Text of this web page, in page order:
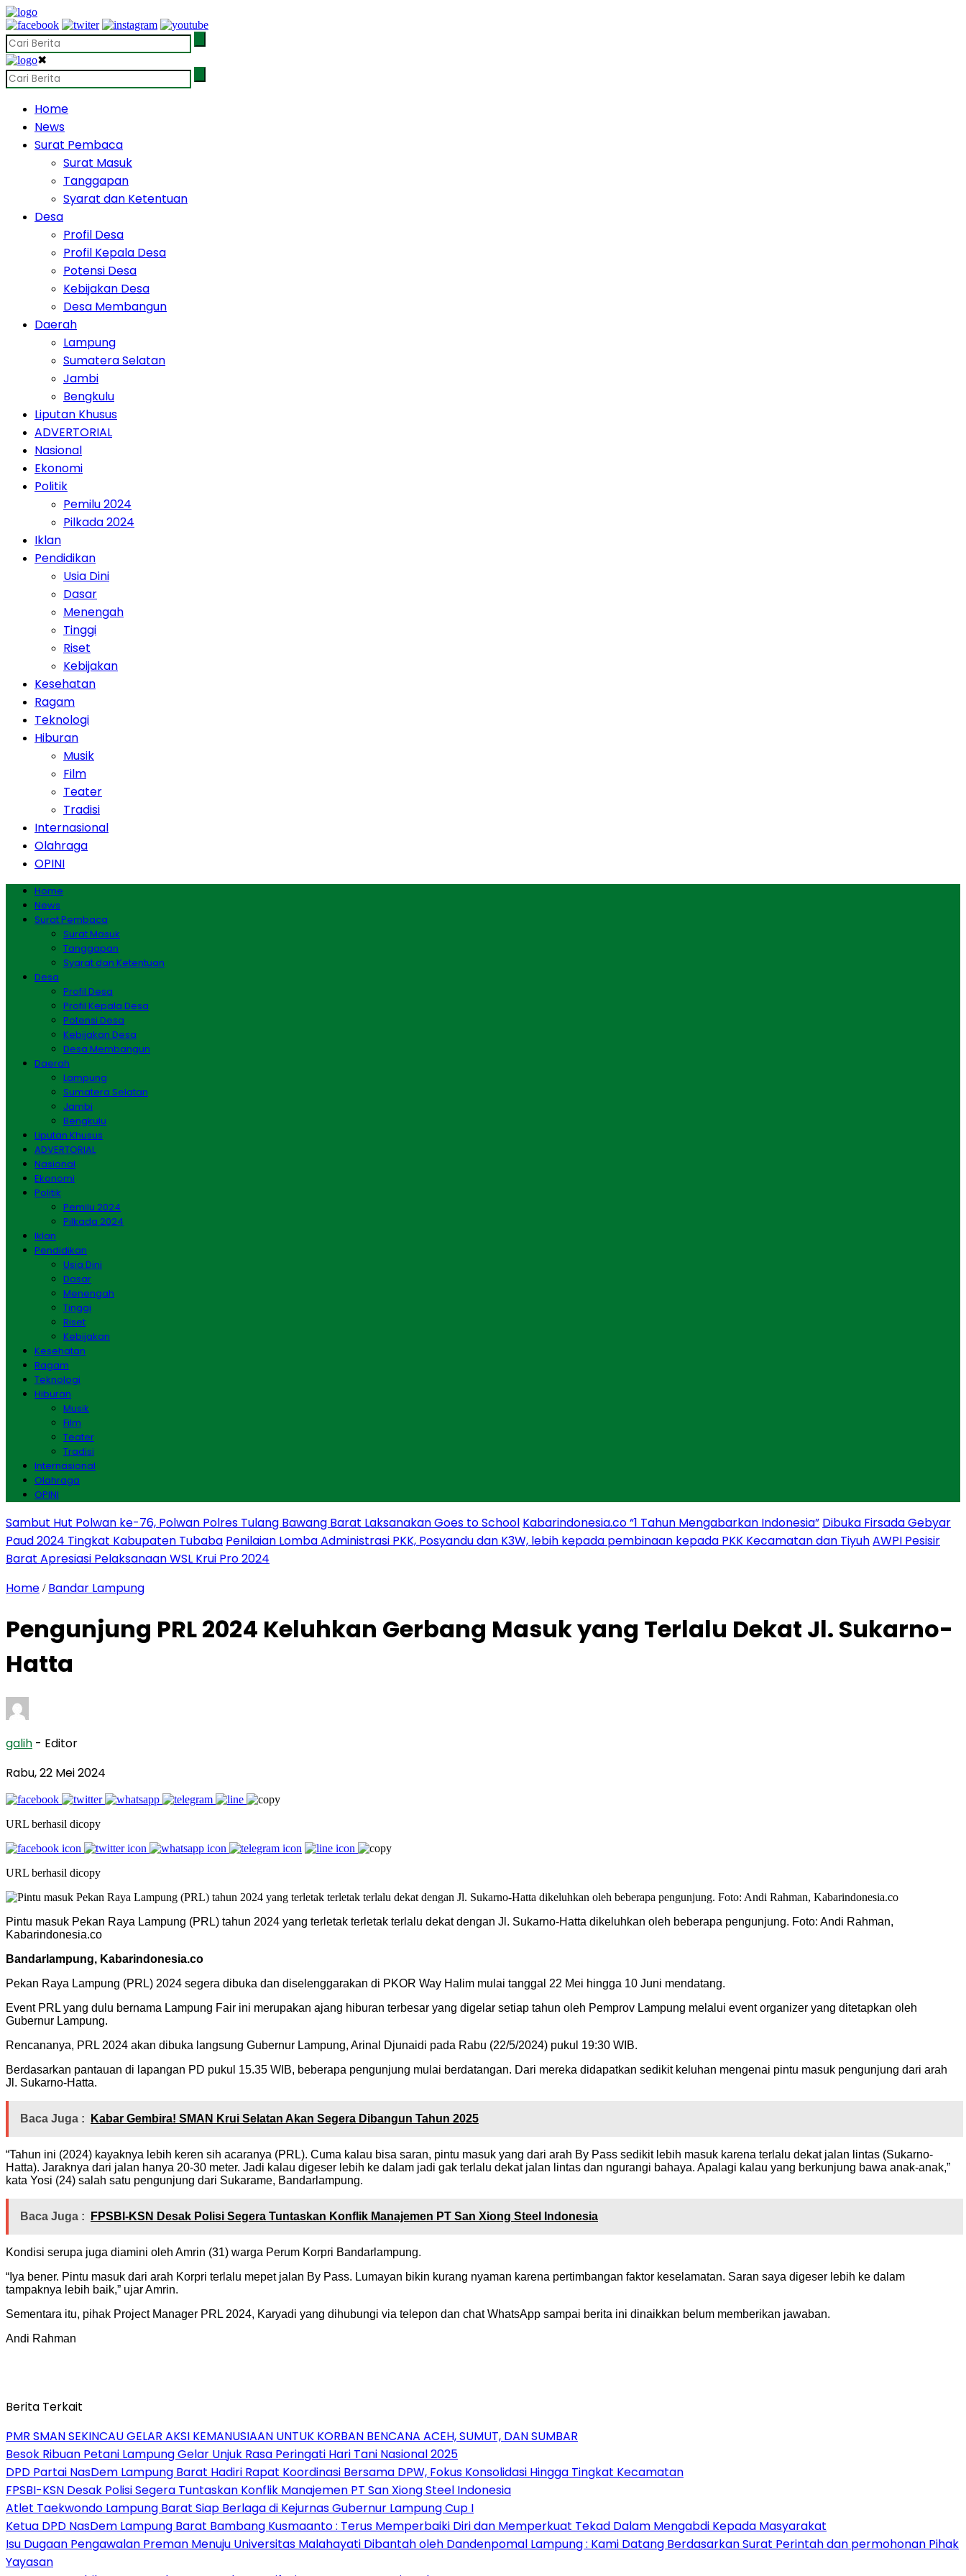
✖
Home
News
Surat Pembaca
Surat Masuk
Tanggapan
Syarat dan Ketentuan
Desa
Profil Desa
Profil Kepala Desa
Potensi Desa
Kebijakan Desa
Desa Membangun
Daerah
Lampung
Sumatera Selatan
Jambi
Bengkulu
Liputan Khusus
ADVERTORIAL
Nasional
Ekonomi
Politik
Pemilu 2024
Pilkada 2024
Iklan
Pendidikan
Usia Dini
Dasar
Menengah
Tinggi
Riset
Kebijakan
Kesehatan
Ragam
Teknologi
Hiburan
Musik
Film
Teater
Tradisi
Internasional
Olahraga
OPINI
Home
News
Surat Pembaca
Surat Masuk
Tanggapan
Syarat dan Ketentuan
Desa
Profil Desa
Profil Kepala Desa
Potensi Desa
Kebijakan Desa
Desa Membangun
Daerah
Lampung
Sumatera Selatan
Jambi
Bengkulu
Liputan Khusus
ADVERTORIAL
Nasional
Ekonomi
Politik
Pemilu 2024
Pilkada 2024
Iklan
Pendidikan
Usia Dini
Dasar
Menengah
Tinggi
Riset
Kebijakan
Kesehatan
Ragam
Teknologi
Hiburan
Musik
Film
Teater
Tradisi
Internasional
Olahraga
OPINI
Sambut Hut Polwan ke-76, Polwan Polres Tulang Bawang Barat Laksanakan Goes to School Kabarindonesia.co “1 Tahun Mengabarkan Indonesia” Dibuka Firsada Gebyar
Paud 2024 Tingkat Kabupaten Tubaba Penilaian Lomba Administrasi PKK, Posyandu dan K3W, lebih kepada pembinaan kepada PKK Kecamatan dan TiyuhAWPI Pesisir
Barat Apresiasi Pelaksanaan WSL Krui Pro 2024
Home / Bandar Lampung
Pengunjung PRL 2024 Keluhkan Gerbang Masuk yang Terlalu Dekat Jl. Sukarno-
Hatta
galih - Editor
Rabu, 22 Mei 2024
URL berhasil dicopy
URL berhasil dicopy
Pintu masuk Pekan Raya Lampung (PRL) tahun 2024 yang terletak terletak terlalu dekat dengan Jl. Sukarno-Hatta dikeluhkan oleh beberapa pengunjung. Foto: Andi Rahman,
Kabarindonesia.co
Bandarlampung, Kabarindonesia.co
Pekan Raya Lampung (PRL) 2024 segera dibuka dan diselenggarakan di PKOR Way Halim mulai tanggal 22 Mei hingga 10 Juni mendatang.
Event PRL yang dulu bernama Lampung Fair ini merupakan ajang hiburan terbesar yang digelar setiap tahun oleh Pemprov Lampung melalui event organizer yang ditetapkan oleh
Gubernur Lampung.
Rencananya, PRL 2024 akan dibuka langsung Gubernur Lampung, Arinal Djunaidi pada Rabu (22/5/2024) pukul 19:30 WIB.
Berdasarkan pantauan di lapangan PD pukul 15.35 WIB, beberapa pengunjung mulai berdatangan. Dari mereka didapatkan sedikit keluhan mengenai pintu masuk pengunjung dari arah
Jl. Sukarno-Hatta.
Baca Juga : Kabar Gembira! SMAN Krui Selatan Akan Segera Dibangun Tahun 2025
“Tahun ini (2024) kayaknya lebih keren sih acaranya (PRL). Cuma kalau bisa saran, pintu masuk yang dari arah By Pass sedikit lebih masuk karena terlalu dekat jalan lintas (Sukarno-
Hatta). Jaraknya dari jalan hanya 20-30 meter. Jadi kalau digeser lebih ke dalam jadi gak terlalu dekat jalan lintas dan ngurangi bahaya. Apalagi kalau yang berkunjung bawa anak-anak,”
kata Yosi (24) salah satu pengunjung dari Sukarame, Bandarlampung.
Baca Juga : FPSBI-KSN Desak Polisi Segera Tuntaskan Konflik Manajemen PT San Xiong Steel Indonesia
Kondisi serupa juga diamini oleh Amrin (31) warga Perum Korpri Bandarlampung.
“Iya bener. Pintu masuk dari arah Korpri terlalu mepet jalan By Pass. Lumayan bikin kurang nyaman karena pertimbangan faktor keselamatan. Saran saya digeser lebih ke dalam
tampaknya lebih baik,” ujar Amrin.
Sementara itu, pihak Project Manager PRL 2024, Karyadi yang dihubungi via telepon dan chat WhatsApp sampai berita ini dinaikkan belum memberikan jawaban.
Andi Rahman
Berita Terkait
PMR SMAN SEKINCAU GELAR AKSI KEMANUSIAAN UNTUK KORBAN BENCANA ACEH, SUMUT, DAN SUMBAR
Besok Ribuan Petani Lampung Gelar Unjuk Rasa Peringati Hari Tani Nasional 2025
DPD Partai NasDem Lampung Barat Hadiri Rapat Koordinasi Bersama DPW, Fokus Konsolidasi Hingga Tingkat Kecamatan
FPSBI-KSN Desak Polisi Segera Tuntaskan Konflik Manajemen PT San Xiong Steel Indonesia
Atlet Taekwondo Lampung Barat Siap Berlaga di Kejurnas Gubernur Lampung Cup I
Ketua DPD NasDem Lampung Barat Bambang Kusmaanto : Terus Memperbaiki Diri dan Memperkuat Tekad Dalam Mengabdi Kepada Masyarakat
Isu Dugaan Pengawalan Preman Menuju Universitas Malahayati Dibantah oleh Dandenpomal Lampung : Kami Datang Berdasarkan Surat Perintah dan permohonan Pihak
Yayasan